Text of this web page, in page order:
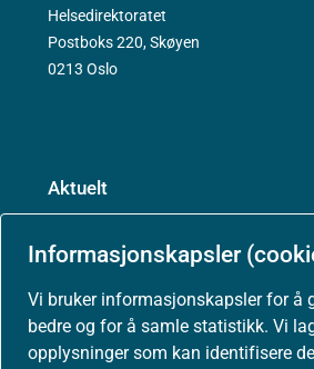
Informasjonskapsler
Vi bruker informasjonskapsler for å
bedre og for å samle statistikk. Vi
opplysninger som kan identifisere
Helsedirektoratet
Postboks 220, Skøyen
0213 Oslo
Aktuelt
Nyheter
Arrangementer
Høringer